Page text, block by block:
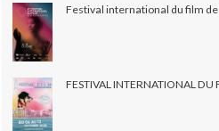
Festival international du film de
FESTIVAL INTERNATIONAL